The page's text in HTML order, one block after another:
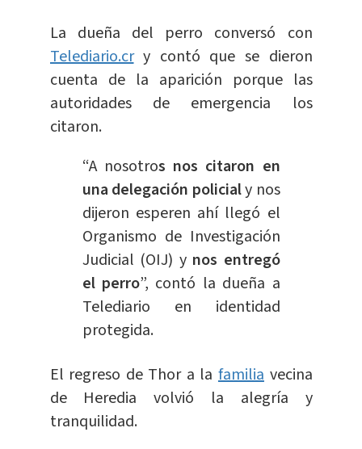
La dueña del perro conversó con
Telediario.cry contó que se dieron
cuenta de la aparición porque las
autoridades de emergencia los
citaron.
“A nosotros nos citaron en
una delegación policialy nos
dijeron esperen ahí llegó el
Organismo de Investigación
Judicial (OIJ) y nos entregó
el perro”, contó la dueña a
Telediario en identidad
protegida.
El regreso de Thor a la familia vecina
de Heredia volvió la alegría y
tranquilidad.